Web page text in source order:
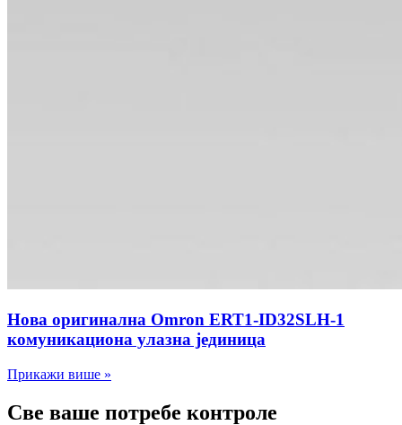
Нова оригинална Omron ERT1-ID32SLH-1
комуникациона улазна јединица
Прикажи више »
Све ваше потребе контроле